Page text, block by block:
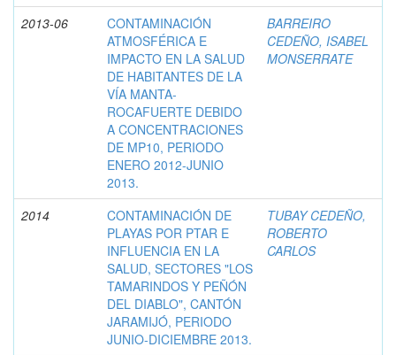
2013-06
CONTAMINACIÓN
ATMOSFÉRICA E
IMPACTO EN LA SALUD
DE HABITANTES DE LA
VÍA MANTA-
ROCAFUERTE DEBIDO
A CONCENTRACIONES
DE MP10, PERIODO
ENERO 2012-JUNIO
2013.
BARREIRO
CEDEÑO, ISABEL
MONSERRATE
2014
CONTAMINACIÓN DE
PLAYAS POR PTAR E
INFLUENCIA EN LA
SALUD, SECTORES "LOS
TAMARINDOS Y PEÑÓN
DEL DIABLO", CANTÓN
JARAMIJÓ, PERIODO
JUNIO-DICIEMBRE 2013.
TUBAY CEDEÑO,
ROBERTO
CARLOS